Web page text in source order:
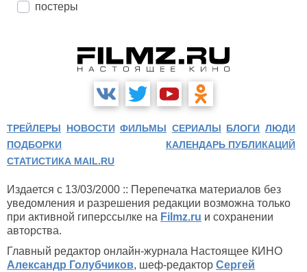
постеры
ТРЕЙЛЕРЫ НОВОСТИ ФИЛЬМЫ СЕРИАЛЫ БЛОГИ ЛЮДИ
ПОДБОРКИ
КАЛЕНДАРЬ ПУБЛИКАЦИЙ
СТАТИСТИКА MAIL.RU
Издается с 13/03/2000 :: Перепечатка материалов без
уведомления и разрешения редакции возможна только
при активной гиперссылке на Filmz.ru и сохранении
авторства.
Главный редактор онлайн-журнала Настоящее КИНО
Александр Голубчиков, шеф-редактор Сергей